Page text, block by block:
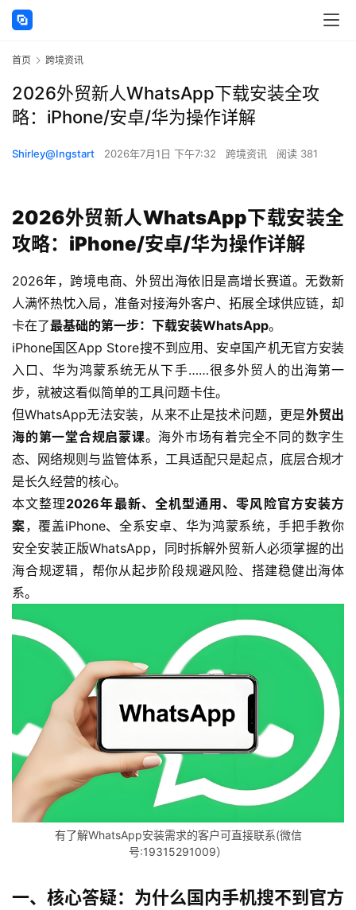
首页 跨境资讯
2026外贸新人WhatsApp下载安装全攻
略：iPhone/安卓/华为操作详解
Shirley@Ingstart 2026年7月1日 下午7:32 跨境资讯 阅读 381
2026外贸新人WhatsApp下载安装全
攻略：iPhone/安卓/华为操作详解
2026年，跨境电商、外贸出海依旧是高增长赛道。无数新
人满怀热忱入局，准备对接海外客户、拓展全球供应链，却
卡在了最基础的第一步：下载安装WhatsApp。
iPhone国区App Store搜不到应用、安卓国产机无官方安装
入口、华为鸿蒙系统无从下手……很多外贸人的出海第一
步，就被这看似简单的工具问题卡住。
但WhatsApp无法安装，从来不止是技术问题，更是外贸出
海的第一堂合规启蒙课。海外市场有着完全不同的数字生
态、网络规则与监管体系，工具适配只是起点，底层合规才
是长久经营的核心。
本文整理2026年最新、全机型通用、零风险官方安装方
案，覆盖iPhone、全系安卓、华为鸿蒙系统，手把手教你
安全安装正版WhatsApp，同时拆解外贸新人必须掌握的出
海合规逻辑，帮你从起步阶段规避风险、搭建稳健出海体
系。
有了解WhatsApp安装需求的客户可直接联系(微信
号:19315291009）
一、核心答疑：为什么国内手机搜不到官方